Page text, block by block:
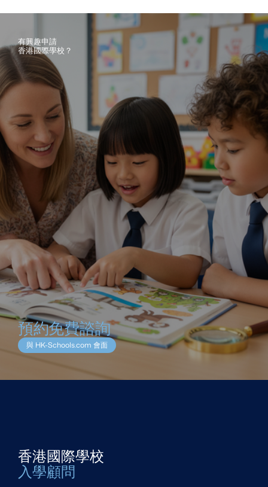
有興趣申請
香港國際學校？
預約免費諮詢
與 HK-Schools.com 會面
香港國際學校
入學顧問